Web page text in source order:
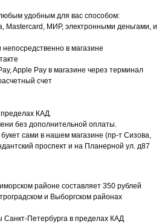
удобным для вас способом:
Mastercard, МИР, электронными деньгами, и
в магазине
Apple Pay в магазине через терминал
счет
пределах КАД.
без дополнительной оплаты.
сами в нашем магазине (пр-т Сизова,
проспект и на Планерной ул. д87
районе составляет 350 рублей
и Выборгском районах
Санкт-Петербурга в пределах КАД